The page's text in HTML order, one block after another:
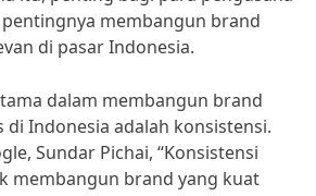
membangun brand
di pasar Indonesia.
dalam membangun brand
di Indonesia adalah konsistensi.
Sundar Pichai, “Konsistensi
membangun brand yang kuat